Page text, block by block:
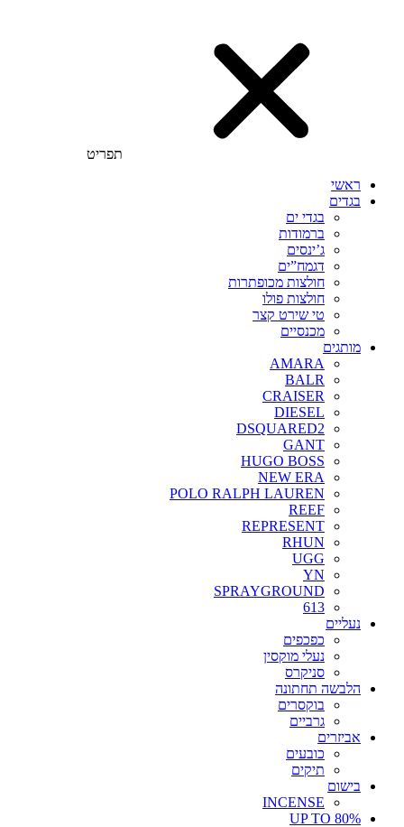
תפריט
ראשי
בגדים
בגדי ים
ברמודות
ג’ינסים
דגמח”ים
חולצות מכופתרות
חולצות פולו
טי שירט קצר
מכנסיים
מותגים
AMARA
BALR
CRAISER
DIESEL
DSQUARED2
GANT
HUGO BOSS
NEW ERA
POLO RALPH LAUREN
REEF
REPRESENT
RHUN
UGG
YN
SPRAYGROUND
613
נעליים
כפכפים
נעלי מוקסין
סניקרס
הלבשה תחתונה
בוקסרים
גרביים
אביזרים
כובעים
תיקים
בישום
INCENSE
UP TO 80%